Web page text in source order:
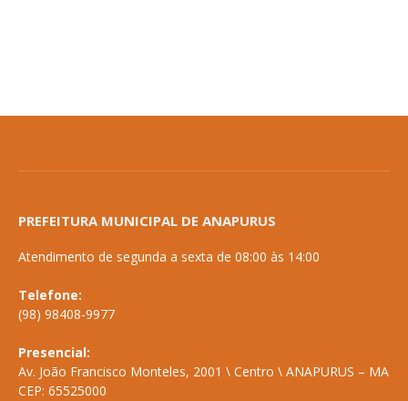
PREFEITURA MUNICIPAL DE ANAPURUS
Atendimento de segunda a sexta de 08:00 às 14:00
Telefone:
(98) 98408-9977
Presencial:
Av. João Francisco Monteles, 2001 \ Centro \ ANAPURUS – MA
CEP: 65525000